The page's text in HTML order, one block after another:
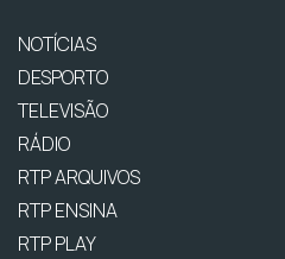
NOTÍCIAS
DESPORTO
TELEVISÃO
RÁDIO
RTP ARQUIVOS
RTP ENSINA
RTP PLAY